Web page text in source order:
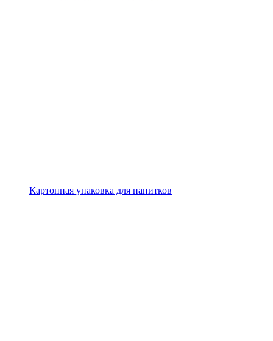
Картонная упаковка для напитков